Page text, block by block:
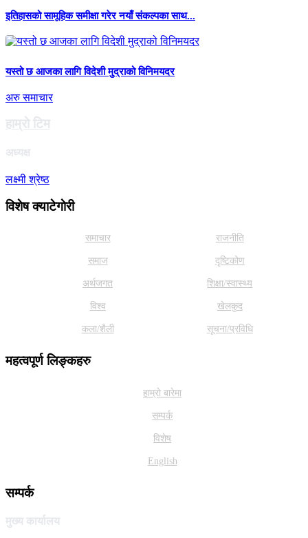
इतिहासको सामूहिक समीक्षा गरेर नयाँ संकल्पका साथ...
यस्तो छ आजका लागि विदेशी मुद्राको विनिमयदर
अरु समाचार
हाम्राे टिम
अध्यक्ष
लक्ष्मी श्रेष्ठ
विशेष क्याटेगाेरी
समाचार राजनीति
समाज दृष्टिकोण
अर्थजगत शिक्षा/स्वास्थ्य
विश्व खेलकुद
कला/शैली सूचना/प्रविधि
महत्वपूर्ण लिङ्कहरु
हाम्राे बारेमा
सम्पर्क
विशेष
English
सम्पर्क
मुख्य कार्यालय